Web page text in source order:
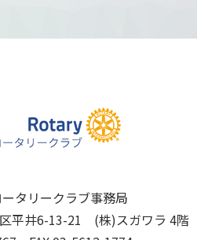
タリークラブ事務局
平井6-13-21 (株)スガワラ 4階